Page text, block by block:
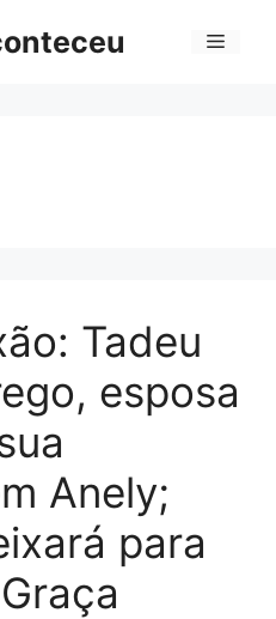
Menu
Tadeu
esposa
Anely;
para